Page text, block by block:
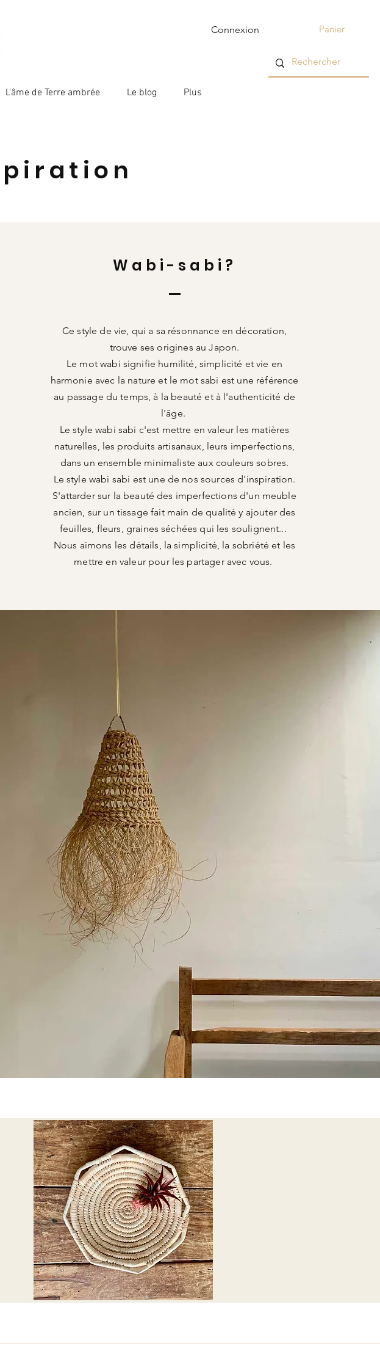
Panier
Connexion
L'âme de Terre ambrée Le blog Plus
Wabi-sabi?
Ce style de vie, qui a sa résonnance en décoration,
trouve ses origines au Japon.
Le mot wabi signifie humilité, simplicité et vie en
harmonie avec la nature et le mot sabi est une référence
au passage du temps, à la beauté et à l'authenticité de
l'âge.
Le style wabi sabi c'est mettre en valeur les matières
naturelles, les produits artisanaux, leurs imperfections,
dans un ensemble minimaliste aux couleurs sobres.
Le style wabi sabi est une de nos sources d'inspiration.
S'attarder sur la beauté des imperfections d'un meuble
ancien, sur un tissage fait main de qualité y ajouter des
feuilles, fleurs, graines séchées qui les soulignent...
Nous aimons les détails, la simplicité, la sobriété et les
mettre en valeur pour les partager avec vous.